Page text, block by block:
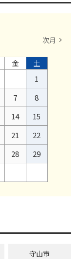
次月
金
土
1
7
8
14
15
21
22
28
29
守山市